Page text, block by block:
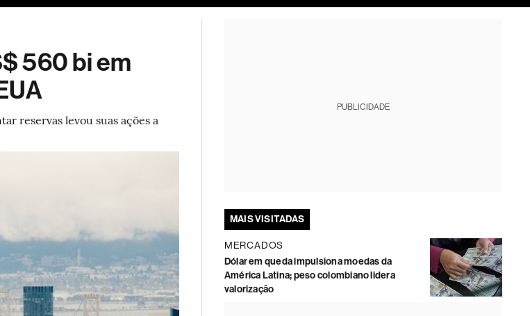
560 bi em
reservas levou suas ações a
PUBLICIDADE
MAIS VISITADAS
MERCADOS
Dólar em queda impulsiona moedas da
América Latina; peso colombiano lidera
valorização